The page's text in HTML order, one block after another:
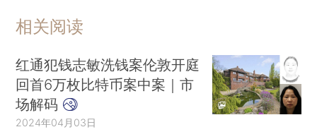
相关阅读
红通犯钱志敏洗钱案伦敦开庭
回首6万枚比特币案中案｜市
场解码
2024年04月03日